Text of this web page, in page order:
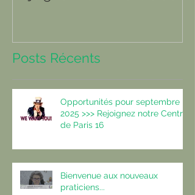
Posts Récents
Opportunités pour septembre
2025 >>> Rejoignez notre Centre
de Paris 16
Bienvenue aux nouveaux
praticiens...